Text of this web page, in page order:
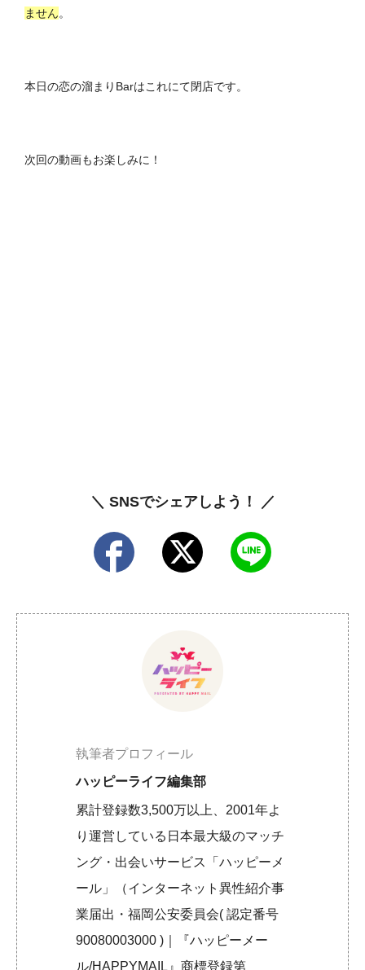
ません。
本日の恋の溜まりBarはこれにて閉店です。
次回の動画もお楽しみに！
＼ SNSでシェアしよう！ ／
執筆者プロフィール
ハッピーライフ編集部
累計登録数3,500万以上、2001年よ
り運営している日本最大級のマッチ
ング・出会いサービス「ハッピーメ
ール」（インターネット異性紹介事
業届出・福岡公安委員会( 認定番号
90080003000 )｜『ハッピーメー
ル/HAPPYMAIL』商標登録第